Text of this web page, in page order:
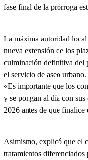
fase final de la prórroga
La máxima autoridad local
nueva extensión de los
culminación definitiva del
el servicio de aseo urbano.
«Es importante que los
y se pongan al día con
2026 antes de que finalice
Asimismo, explicó que el
tratamientos